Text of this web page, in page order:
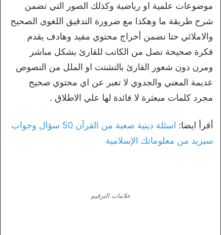
موضوعات علمية او رياضية وكذلك الصور التي تضمن
شرح طريقة ما وهكذا مع ضرورة التدقيق اللغوى الصحيح
والاملائي حتا نضمن أخراج محتوي مفيد وهادف يقدم
فكرة صحيحة تصل من الكاتب للقارئ بشكل مباشر
ومرن دون شعور القارئ بالتشتت او الملل من النصوص
عديمة المعني والجدوي لا تعبر عن اي محتوي صحيح
مجرد كلمات مبعثرة لا فائدة لها علي الاطلاق .
أقرأ ايضا:
اسئلة دينية صعبة من القرآن 50 سؤال وجواب
سيزيد من معلوماتك الإسلامية
علامات الترقيم